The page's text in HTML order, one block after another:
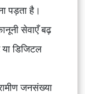
पड़ता है।
सेवाएँ बढ़
डिजिटल
जनसंख्या